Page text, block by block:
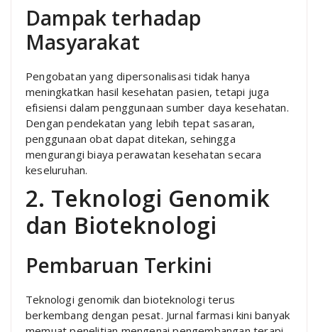
Dampak terhadap
Masyarakat
Pengobatan yang dipersonalisasi tidak hanya
meningkatkan hasil kesehatan pasien, tetapi juga
efisiensi dalam penggunaan sumber daya kesehatan.
Dengan pendekatan yang lebih tepat sasaran,
penggunaan obat dapat ditekan, sehingga
mengurangi biaya perawatan kesehatan secara
keseluruhan.
2. Teknologi Genomik
dan Bioteknologi
Pembaruan Terkini
Teknologi genomik dan bioteknologi terus
berkembang dengan pesat. Jurnal farmasi kini banyak